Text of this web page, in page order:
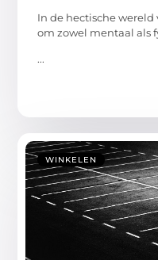
In de hectische
om zowel mentaal als
...
WINKELEN